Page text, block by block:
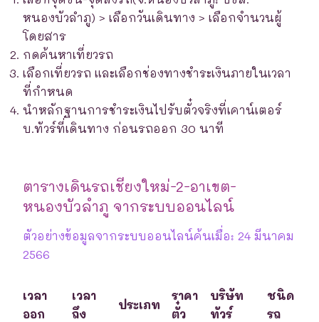
หนองบัวลำภู) > เลือกวันเดินทาง > เลือกจำนวนผู้
โดยสาร
กดค้นหาเที่ยวรถ
เลือกเที่ยวรถ และเลือกช่องทางชำระเงินภายในเวลา
ที่กำหนด
นำหลักฐานการชำระเงินไปรับตั๋วจริงที่เคาน์เตอร์
บ.ทัวร์ที่เดินทาง ก่อนรถออก 30 นาที
ตารางเดินรถเชียงใหม่-2-อาเขต-
หนองบัวลำภู จากระบบออนไลน์
ตัวอย่างข้อมูลจากระบบออนไลน์ค้นเมื่อ: 24 มีนาคม
2566
เวลา
ออก
เวลา
ถึง
ประเภท
ราคา
ตั๋ว
บริษัท
ทัวร์
ชนิด
รถ